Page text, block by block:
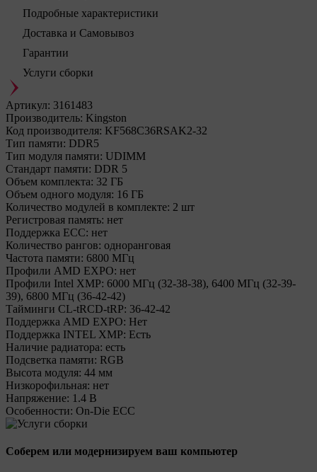
Подробные характеристики
Доставка и Самовывоз
Гарантии
Услуги сборки
Артикул: 3161483
Производитель: Kingston
Код производителя: KF568C36RSAK2-32
Тип памяти: DDR5
Тип модуля памяти: UDIMM
Стандарт памяти: DDR 5
Объем комплекта: 32 ГБ
Объем одного модуля: 16 ГБ
Количество модулей в комплекте: 2 шт
Регистровая память: нет
Поддержка ECC: нет
Количество рангов: одноранговая
Частота памяти: 6800 МГц
Профили AMD EXPO: нет
Профили Intel XMP: 6000 МГц (32-38-38), 6400 МГц (32-39-
39), 6800 МГц (36-42-42)
Тайминги CL-tRCD-tRP: 36-42-42
Поддержка AMD EXPO: Нет
Поддержка INTEL XMP: Есть
Наличие радиатора: есть
Подсветка памяти: RGB
Высота модуля: 44 мм
Низкорофильная: нет
Напряжение: 1.4 В
Особенности: On-Die ECC
Соберем или модернизируем ваш компьютер